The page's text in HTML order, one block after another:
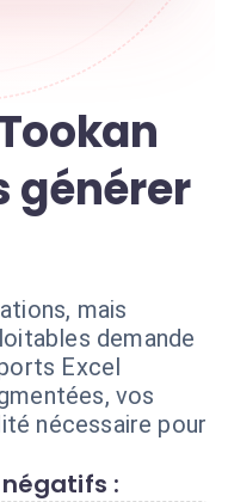
générer
mais
demande
Excel
vos
nécessaire pour
: